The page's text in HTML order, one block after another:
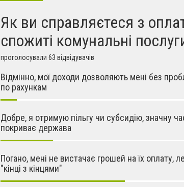
Як ви справляєтеся з
спожиті комунальні
проголосували 63 відвідувачів
Відмінно, мої доходи дозволяють мені без
по рахункам
Добре, я отримую пільгу чи субсидію, значну
покриває держава
Погано, мені не вистачає грошей на їх оплату,
"кінці з кінцями"